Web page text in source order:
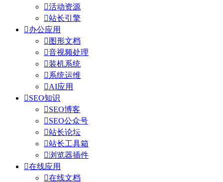
活动资源
站长引擎
办公应用
 图形文档
音视频处理
装机系统
系统运维
AI应用
SEO知识
SEO博客
SEO公众号
站长论坛
站长工具箱
浏览器插件
在线应用
在线文档